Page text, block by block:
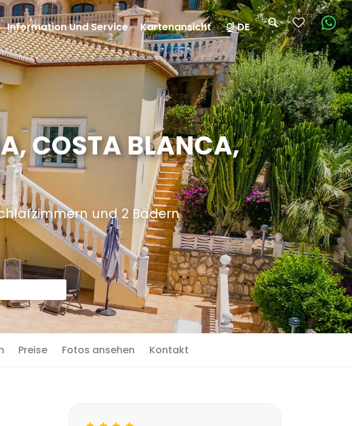
COSTA BLANCA,
und 2 Bädern
Preise Fotos ansehen Kontakt
Information Und Service Kartenansicht DE